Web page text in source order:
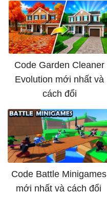
Code Garden Cleaner
Evolution mới nhất và
cách đổi
Code Battle Minigames
mới nhất và cách đổi